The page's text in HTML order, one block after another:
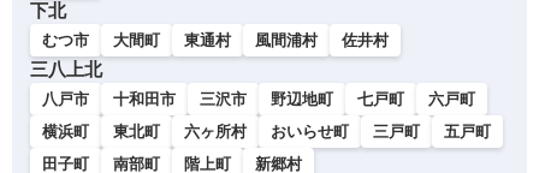
下北
むつ市 大間町 東通村 風間浦村 佐井村
三八上北
八戸市 十和田市 三沢市 野辺地町 七戸町
六戸町
横浜町
東北町 六ヶ所村 おいらせ町 三戸町
五戸町
田子町
南部町 階上町 新郷村